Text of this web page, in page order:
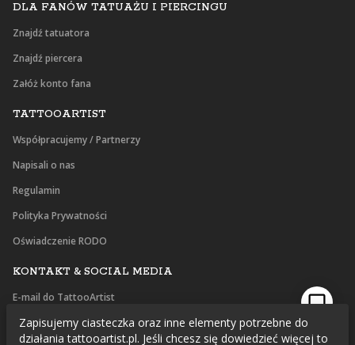
DLA FANÓW TATUAŻU I PIERCINGU
Znajdź tatuatora
Znajdź piercera
Załóż konto fana
TATTOOARTIST
Współpracujemy / Partnerzy
Napisali o nas
Regulamin
Polityka Prywatności
Oświadczenie RODO
KONTAKT & SOCIAL MEDIA
E-mail do TattooArtist
Facebook
Zapisujemy ciasteczka oraz inne elementy potrzebne do
działania tattooartist.pl. Jeśli chcesz się dowiedzieć więcej to